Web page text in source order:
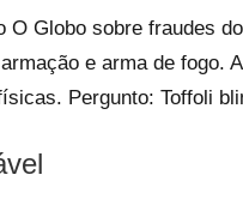
Globo sobre fraudes
e arma de fogo.
Pergunto: Toffoli